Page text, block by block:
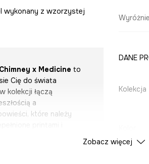
wykonany z wzorzystej
x Medicine to
Cię do świata
kolekcji łączą
a
które należy
DANE
Kolekcja
Zobacz więcej